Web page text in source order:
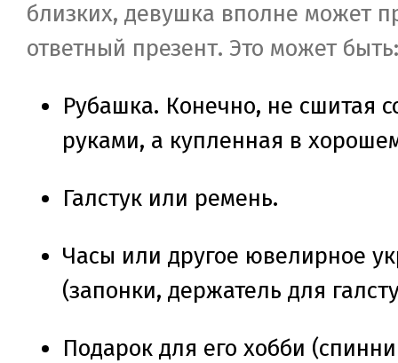
близких, девушка вполне может
ответный презент. Это может быть:
Рубашка. Конечно, не сшитая
руками, а купленная в
Галстук или ремень.
Часы или другое ювелирное
(запонки, держатель для
Подарок для его хобби